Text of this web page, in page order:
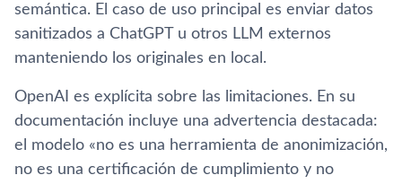
semántica. El caso de uso principal es enviar datos
sanitizados a ChatGPT u otros LLM externos
manteniendo los originales en local.
OpenAI es explícita sobre las limitaciones. En su
documentación incluye una advertencia destacada:
el modelo «no es una herramienta de anonimización,
no es una certificación de cumplimiento y no